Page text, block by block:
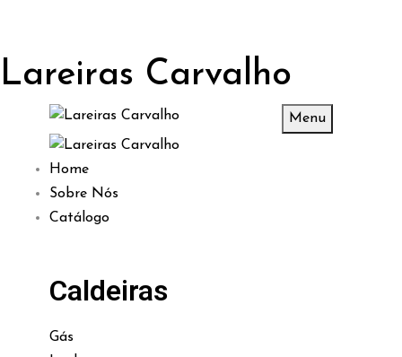
Lareiras Carvalho
Menu
Home
Sobre Nós
Catálogo
Caldeiras
Gás